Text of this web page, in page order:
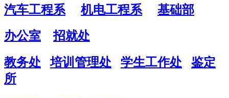
汽车工程系
机电工程系
基础部
办公室
招就处
教务处
培训管理处 学生工作处
鉴定
所